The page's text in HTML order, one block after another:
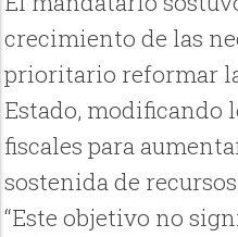
crecimiento de las
prioritario reformar
Estado, modificando
fiscales para
sostenida de
“Este objetivo no